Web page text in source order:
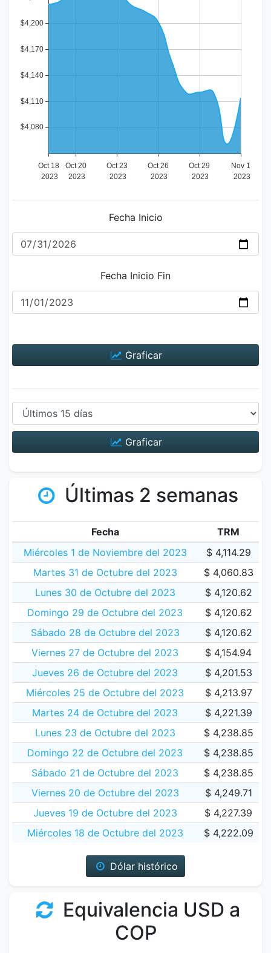
Fecha Inicio
Fecha Inicio Fin
Graficar
Graficar
Últimas 2 semanas
Fecha
TRM
Miércoles 1 de Noviembre del 2023
$ 4,114.29
Martes 31 de Octubre del 2023
$ 4,060.83
Lunes 30 de Octubre del 2023
$ 4,120.62
Domingo 29 de Octubre del 2023
$ 4,120.62
Sábado 28 de Octubre del 2023
$ 4,120.62
Viernes 27 de Octubre del 2023
$ 4,154.94
Jueves 26 de Octubre del 2023
$ 4,201.53
Miércoles 25 de Octubre del 2023
$ 4,213.97
Martes 24 de Octubre del 2023
$ 4,221.39
Lunes 23 de Octubre del 2023
$ 4,238.85
Domingo 22 de Octubre del 2023
$ 4,238.85
Sábado 21 de Octubre del 2023
$ 4,238.85
Viernes 20 de Octubre del 2023
$ 4,249.71
Jueves 19 de Octubre del 2023
$ 4,227.39
Miércoles 18 de Octubre del 2023
$ 4,222.09
Dólar histórico
Equivalencia USD a
COP